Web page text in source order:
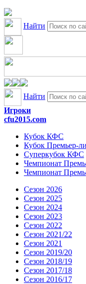
Найти
Найти
Игроки
cfu2015.com
Кубок КФС
Кубок Премьер-
Суперкубок КФС
Чемпионат
Чемпионат
Сезон 2026
Сезон 2025
Сезон 2024
Сезон 2023
Сезон 2022
Сезон 2021/22
Сезон 2021
Сезон 2019/20
Сезон 2018/19
Сезон 2017/18
Сезон 2016/17